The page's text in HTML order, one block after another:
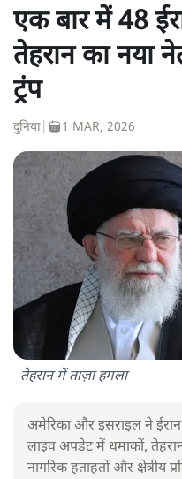
एक बार में 48
तेहरान का नया
ट्रंप
दुनिया 1 MAR, 2026
तेहरान में ताज़ा हमला
अमेरिका और इसराइल ने
लाइव अपडेट में धमाकों,
नागरिक हताहतों और क्षेत्रीय